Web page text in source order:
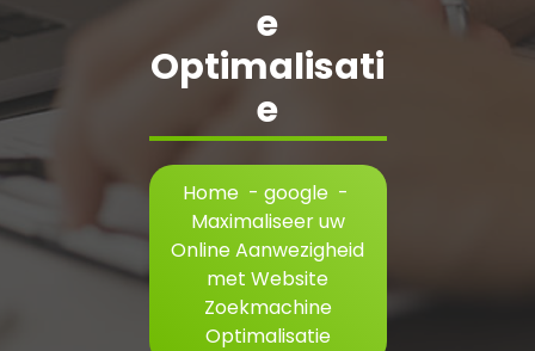
e
Optimalisati
e
Home- google-
Maximaliseer uw
Online Aanwezigheid
met Website
Zoekmachine
Optimalisatie